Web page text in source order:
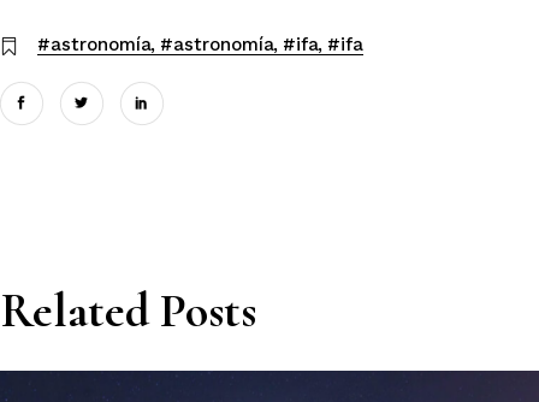
#astronomía #astronomía #ifa #ifa
Related Posts